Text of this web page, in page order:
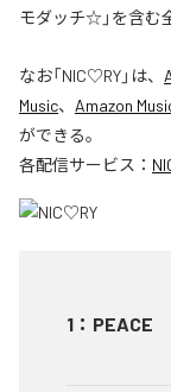
モダッチ☆」を含む
なお「NIC♡RY」は、
Music、 Amazon
ができる。
各配信サービス：
1 ： PEACE